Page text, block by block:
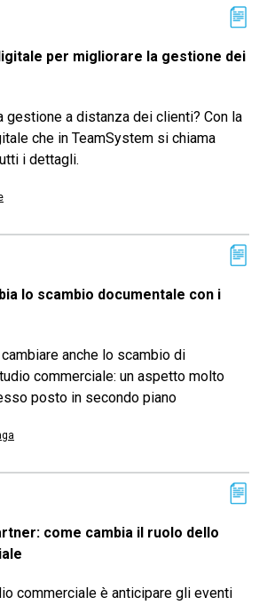
per migliorare la gestione dei
gestione a distanza dei clienti? Con la
che in TeamSystem si chiama
i dettagli.
lo scambio documentale con i
anche lo scambio di
commerciale: un aspetto molto
posto in secondo piano
come cambia il ruolo dello
commerciale è anticipare gli eventi